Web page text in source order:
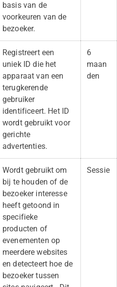
basis van de
voorkeuren van de
bezoeker.
Registreert een
uniek ID die het
apparaat van een
terugkerende
gebruiker
identificeert. Het ID
wordt gebruikt voor
gerichte
advertenties.
6
maan
den
Wordt gebruikt om
bij te houden of de
bezoeker interesse
heeft getoond in
specifieke
producten of
evenementen op
meerdere websites
en detecteert hoe de
bezoeker tussen
Sessie